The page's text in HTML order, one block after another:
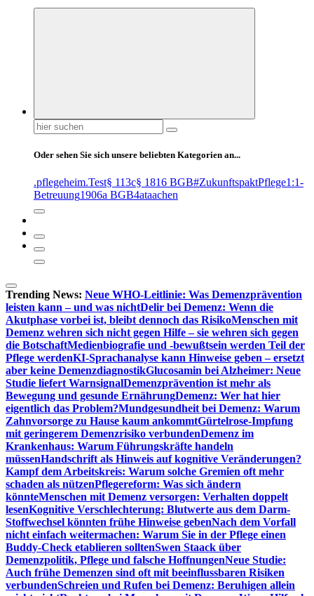
Suchen
nach:
Oder sehen Sie sich unsere beliebten Kategorien an...
.pflegeheim.Test§ 113c§ 1816 BGB#ZukunftspaktPflege1:1-
Betreuung1906a BGB4ataachen
Trending News: Neue WHO-Leitlinie: Was Demenzprävention
leisten kann – und was nichtDelir bei Demenz: Wenn die
Akutphase vorbei ist, bleibt dennoch das RisikoMenschen mit
Demenz wehren sich nicht gegen Hilfe – sie wehren sich gegen
die BotschaftMedienbiografie und -bewußtsein werden Teil der
Pflege werdenKI-Sprachanalyse kann Hinweise geben – ersetzt
aber keine DemenzdiagnostikGlucosamin bei Alzheimer: Neue
Studie liefert WarnsignalDemenzprävention ist mehr als
Bewegung und gesunde ErnährungDemenz: Wer hat hier
eigentlich das Problem?Mundgesundheit bei Demenz: Warum
Zahnvorsorge zu Hause kaum ankommtGürtelrose-Impfung
mit geringerem Demenzrisiko verbundenDemenz im
Krankenhaus: Warum Führungskräfte handeln
müssenHandschrift als Hinweis auf kognitive Veränderungen?
Kampf dem Arbeitskreis: Warum solche Gremien oft mehr
schaden als nützenPflegereform: Was sich ändern
könnteMenschen mit Demenz versorgen: Verhalten doppelt
lesenKognitive Verschlechterung: Blutwerte aus dem Darm-
Stoffwechsel könnten frühe Hinweise gebenNach dem Vorfall
nicht einfach weitermachen: Warum Sie in der Pflege einen
Buddy-Check etablieren solltenSwen Staack über
Demenzpolitik, Pflege und falsche HoffnungenNeue Studie:
Auch frühe Demenzen sind oft mit beeinflussbaren Risiken
verbundenSchreien und Rufen bei Demenz: Beruhigen allein